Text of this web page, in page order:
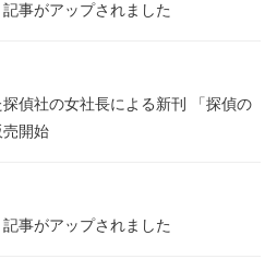
事がアップされました
偵社の女社長による新刊 「探偵の
開始
事がアップされました